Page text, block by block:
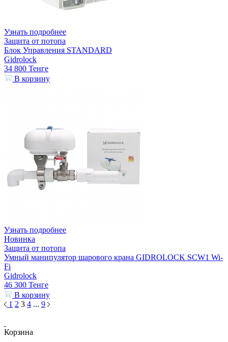
Узнать подробнее
Защита от потопа
Блок Управления STANDARD
Gidrolock
34 800 Тенге
В корзину
Узнать подробнее
Новинка
Защита от потопа
Умный манипулятор шарового крана GIDROLOCK SCW1 Wi-
Fi
Gidrolock
46 300 Тенге
В корзину
1 2 3 4 ... 9
Корзина